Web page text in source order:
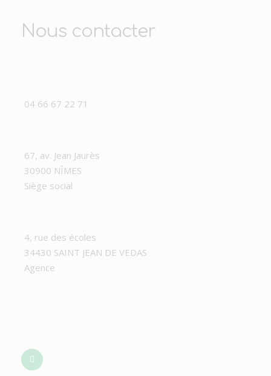
Nous contacter
04 66 67 22 71
67, av. Jean Jaurès
30900 NÎMES
Siège social
4, rue des écoles
34430 SAINT JEAN DE VEDAS
Agence